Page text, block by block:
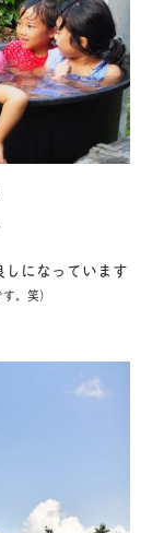
になっています
。笑）